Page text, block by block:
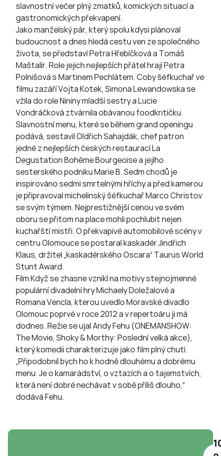
slavnostní večer plný zmatků, komických situací a
gastronomických překvapení.
Jako manželský pár, který spolu kdysi plánoval
budoucnost a dnes hledá cestu ven ze společného
života, se představí Petra Hřebíčková a Tomáš
Maštalír. Role jejich nejlepších přátel hrají Petra
Polnišová s Martinem Pechlátem. Coby šéfkuchař ve
filmu zazáří Vojta Kotek, Simona Lewandowska se
vžila do role Nininy mladší sestry a Lucie
Vondráčková ztvárnila obávanou foodkritičku.
Slavnostní menu, které se během grand openingu
podává, sestavil Oldřich Sahajdák, chef patron
jedné z nejlepších českých restaurací La
Degustation Bohême Bourgeoise a jejího
sesterského podniku Marie B. Sedm chodů je
inspirováno sedmi smrtelnými hříchy a před kamerou
je připravoval michelinský šéfkuchař Marco Christov
se svým týmem. Nejprestižnější cenou ve svém
oboru se přitom na place mohli pochlubit nejen
kuchařští mistři. O překvapivé automobilové scény v
centru Olomouce se postaral kaskadér Jindřich
Klaus, držitel „kaskadérského Oscara“ Taurus World
Stunt Award.
Film Když se zhasne vznikl na motivy stejnojmenné
populární divadelní hry Michaely Doležalové a
Romana Vencla, kterou uvedlo Moravské divadlo
Olomouc poprvé v roce 2012 a v repertoáru ji má
dodnes. Režie se ujal Andy Fehu (ONEMANSHOW:
The Movie, Shoky & Morthy: Poslední velká akce),
který komedii charakterizuje jako film plný chutí.
„Připodobnil bych ho k hodně dlouhému a dobrému
menu. Je o kamarádství, o vztazích a o tajemstvích,
která není dobré nechávat v sobě příliš dlouho,“
dodává Fehu.